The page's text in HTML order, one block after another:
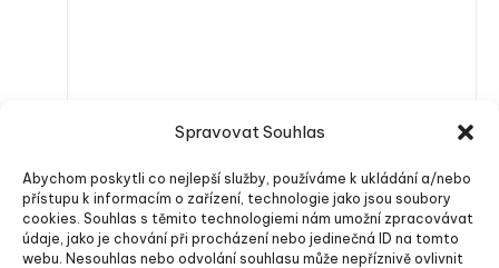
Spravovat Souhlas
Abychom poskytli co nejlepší služby, používáme k ukládání a/nebo
přístupu k informacím o zařízení, technologie jako jsou soubory
cookies. Souhlas s těmito technologiemi nám umožní zpracovávat
údaje, jako je chování při procházení nebo jedinečná ID na tomto
webu. Nesouhlas nebo odvolání souhlasu může nepříznivě ovlivnit